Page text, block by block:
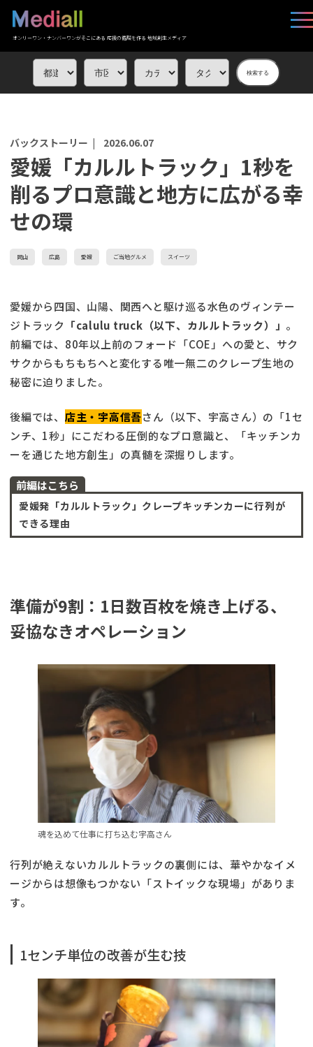
オンリーワン・ナンバーワンがそこにある 応援の循環を作る 地域創生メディア
検索する
バックストーリー | 2026.06.07
愛媛「カルルトラック」1秒を
削るプロ意識と地方に広がる幸
せの環
岡山 広島 愛媛 ご当地グルメ スイーツ
愛媛から四国、山陽、関西へと駆け巡る水色のヴィンテー
ジトラック 「calulu truck（以下、カルルトラック）」 。
前編では、80年以上前のフォード「COE」への愛と、サク
サクからもちもちへと変化する唯一無二のクレープ生地の
秘密に迫りました。
後編では、 店主・宇高信吾さん（以下、宇高さん）の「1セ
ンチ、1秒」にこだわる圧倒的なプロ意識と、「キッチンカ
ーを通じた地方創生」の真髄を深掘りします。
前編はこちら
愛媛発「カルルトラック」クレープキッチンカーに行列が
できる理由
準備が9割：1日数百枚を焼き上げる、
妥協なきオペレーション
魂を込めて仕事に打ち込む宇高さん
行列が絶えないカルルトラックの裏側には、華やかなイメ
ージからは想像もつかない「ストイックな現場」がありま
す。
1センチ単位の改善が生む技